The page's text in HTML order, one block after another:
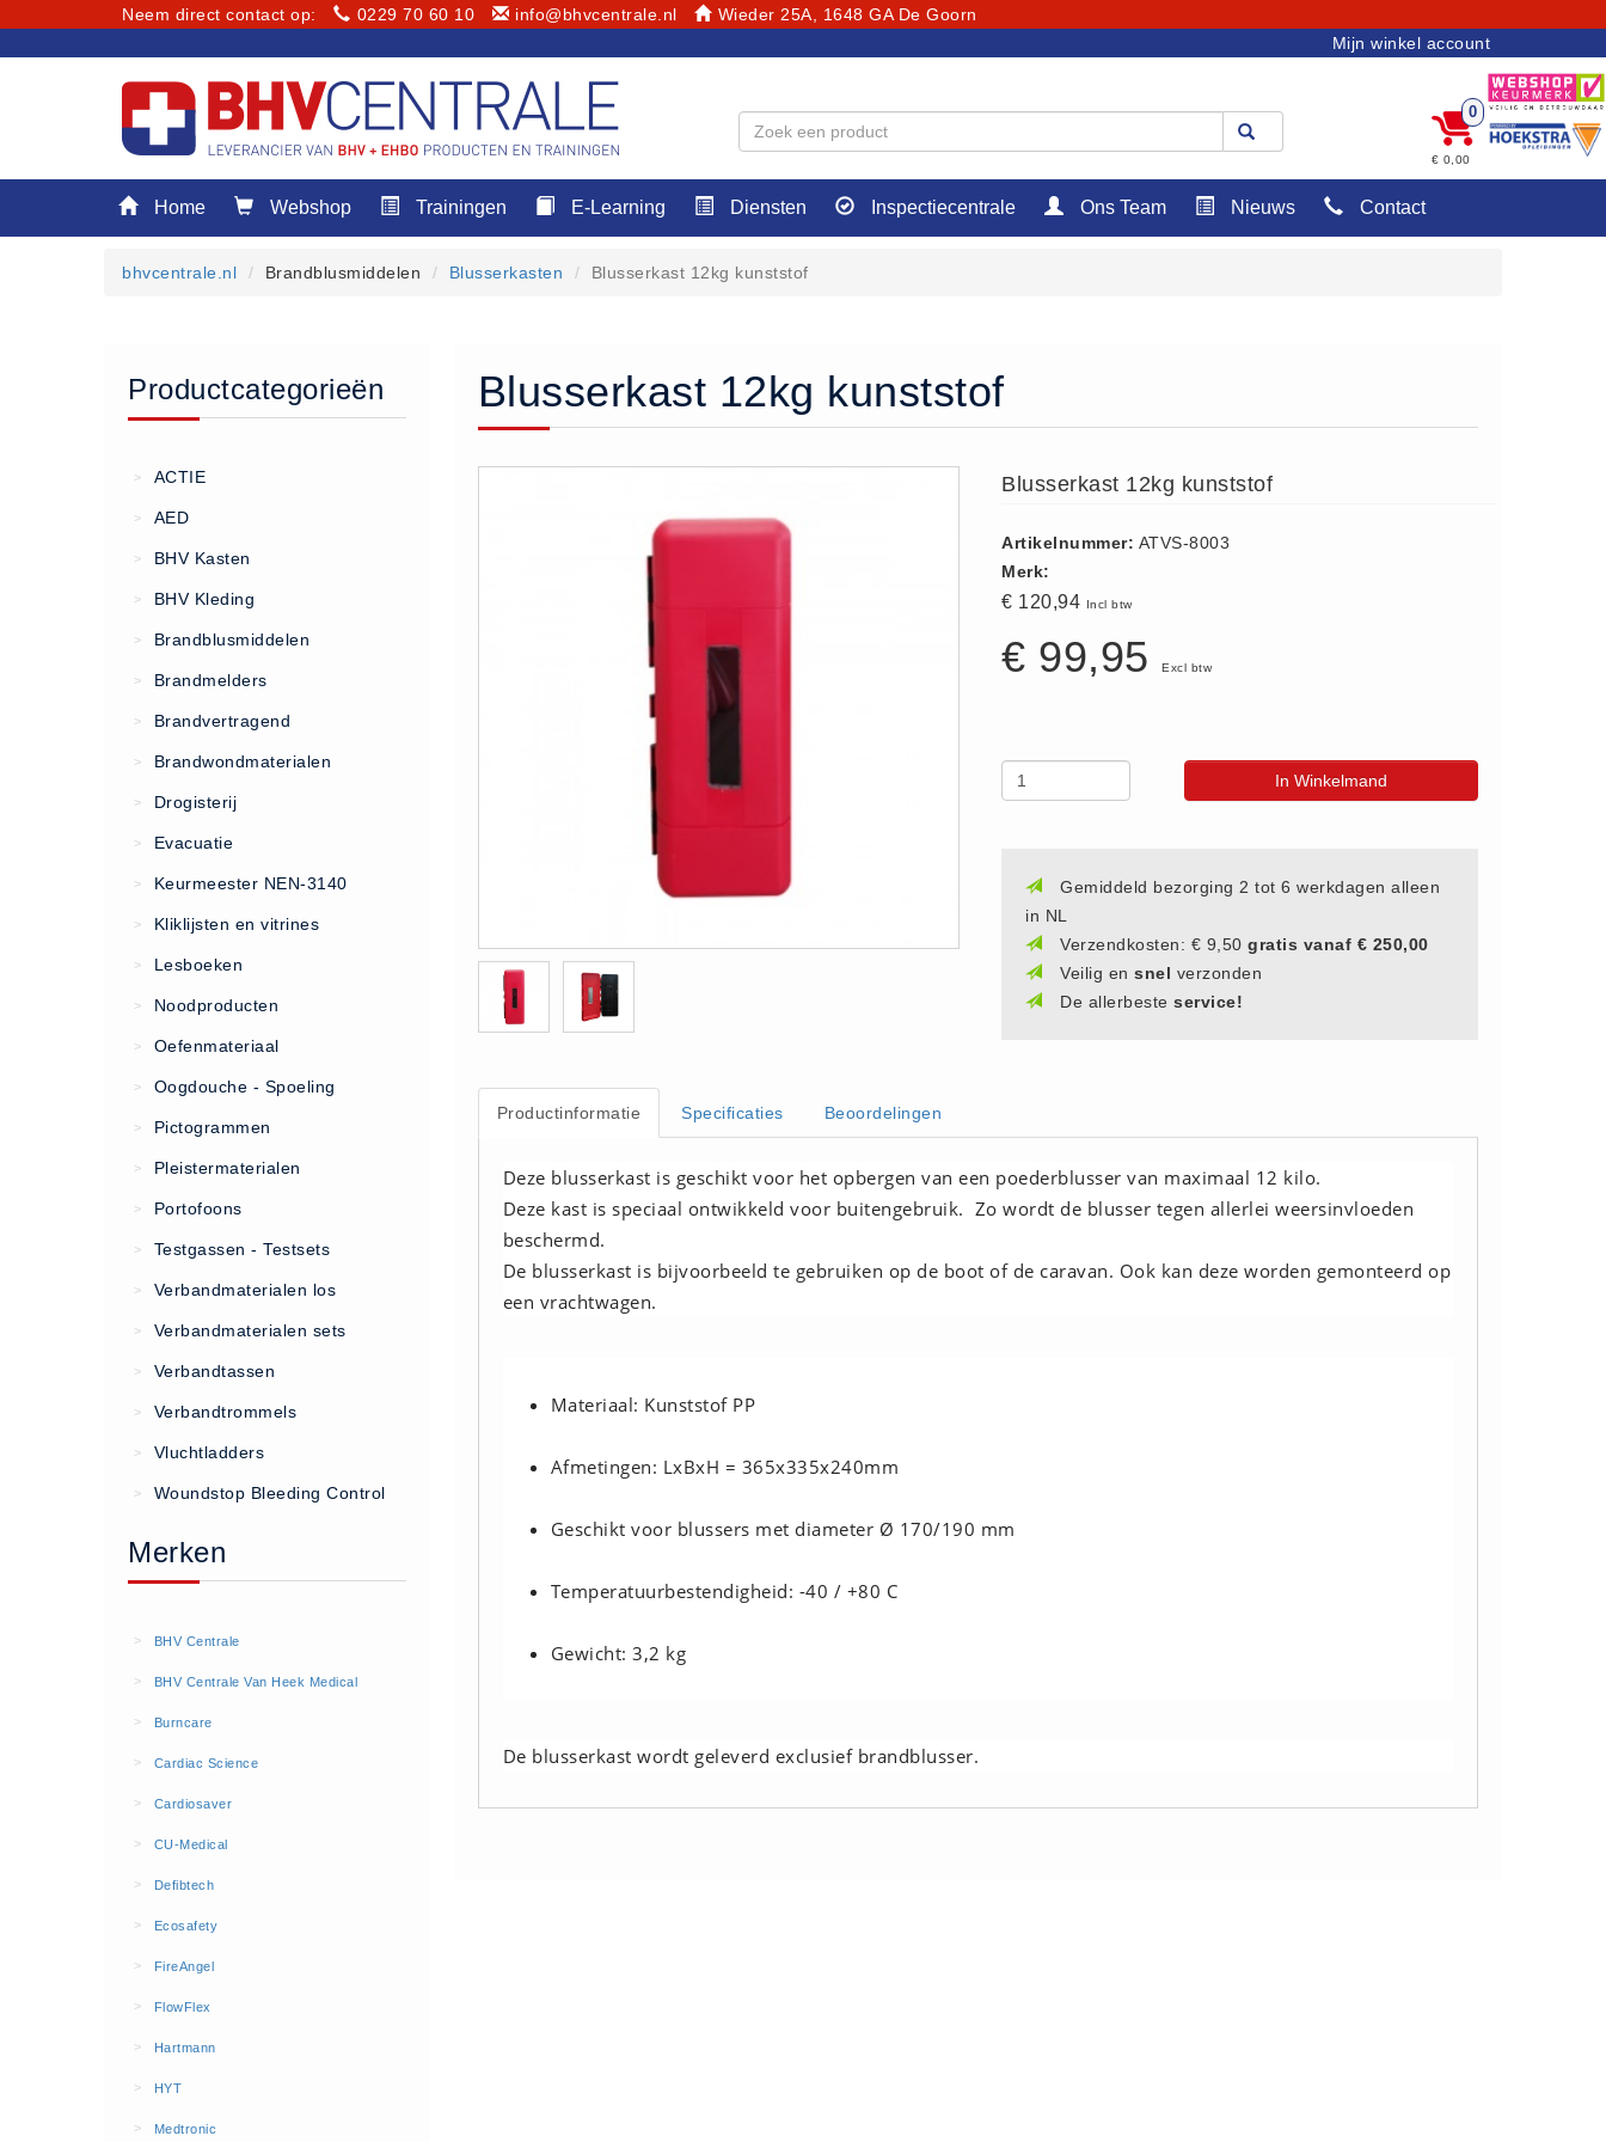
Neem direct contact op: 0229 70 60 10 info@bhvcentrale.nl Wieder 25A, 1648 GA De Goorn
Home
Keuringen
Bedrijfsnoodplannen
Inspectiecentrale
Ons Team
Nieuws
Contact
Algemene Voorwaarden
Vacatures
AED apparaten (11)
AED apparaten (11)
AED batterijen (12)
AED binnen - buiten kasten (11)
AED elektroden (18)
AED tassen (14)
BHV kasten (5)
BHV kasten (0)
Evacuatie - Zaklampen (0)
Kleding - Hesjes (0)
Brandblusmiddelen
Schuimblussers (6)
Brandmelders
CO melders (2)
Mijn winkel account
0
€ 0,00
Home Webshop Trainingen E-Learning Diensten Inspectiecentrale Ons Team Nieuws Contact
bhvcentrale.nl Brandblusmiddelen Blusserkasten Blusserkast 12kg kunststof
Productcategorieën
> ACTIE
> AED
> BHV Kasten
> BHV Kleding
> Brandblusmiddelen
> Brandmelders
> Brandvertragend
> Brandwondmaterialen
> Drogisterij
> Evacuatie
> Keurmeester NEN-3140
> Kliklijsten en vitrines
> Lesboeken
> Noodproducten
> Oefenmateriaal
> Oogdouche - Spoeling
> Pictogrammen
> Pleistermaterialen
> Portofoons
> Testgassen - Testsets
> Verbandmaterialen los
> Verbandmaterialen sets
> Verbandtassen
> Verbandtrommels
> Vluchtladders
> Woundstop Bleeding Control
Merken
> BHV Centrale
> BHV Centrale Van Heek Medical
> Burncare
> Cardiac Science
> Cardiosaver
> CU-Medical
> Defibtech
> Ecosafety
> FireAngel
> FlowFlex
> Hartmann
> HYT
> Medtronic
Blusserkast 12kg kunststof
Blusserkast 12kg kunststof
Artikelnummer: ATVS-8003
Merk:
€ 120,94 Incl btw
€ 99,95Excl btw
In Winkelmand
Gemiddeld bezorging 2 tot 6 werkdagen alleen
in NL
Verzendkosten: € 9,50gratis vanaf € 250,00
Veilig ensnel verzonden
De allerbesteservice!
Productinformatie Specificaties Beoordelingen
Deze blusserkast is geschikt voor het opbergen van een poederblusser van maximaal 12 kilo.
Deze kast is speciaal ontwikkeld voor buitengebruik. Zo wordt de blusser tegen allerlei weersinvloeden
beschermd.
De blusserkast is bijvoorbeeld te gebruiken op de boot of de caravan. Ook kan deze worden gemonteerd op
een vrachtwagen.
Materiaal: Kunststof PP
Afmetingen: LxBxH = 365x335x240mm
Geschikt voor blussers met diameter Ø 170/190 mm
Temperatuurbestendigheid: -40 / +80 C
Gewicht: 3,2 kg
De blusserkast wordt geleverd exclusief brandblusser.